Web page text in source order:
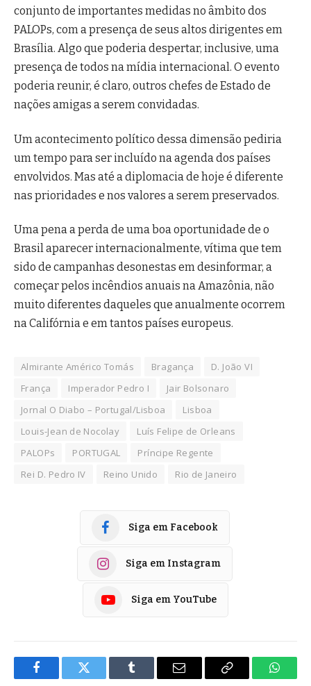
conjunto de importantes medidas no âmbito dos
PALOPs, com a presença de seus altos dirigentes em
Brasília. Algo que poderia despertar, inclusive, uma
presença de todos na mídia internacional. O evento
poderia reunir, é claro, outros chefes de Estado de
nações amigas a serem convidadas.
Um acontecimento político dessa dimensão pediria
um tempo para ser incluído na agenda dos países
envolvidos. Mas até a diplomacia de hoje é diferente
nas prioridades e nos valores a serem preservados.
Uma pena a perda de uma boa oportunidade de o
Brasil aparecer internacionalmente, vítima que tem
sido de campanhas desonestas em desinformar, a
começar pelos incêndios anuais na Amazônia, não
muito diferentes daqueles que anualmente ocorrem
na Califórnia e em tantos países europeus.
Almirante Américo Tomás Bragança
D. João VI
França
Imperador Pedro I
Jair Bolsonaro
Jornal O Diabo – Portugal/Lisboa
Lisboa
Louis-Jean de Nocolay
Luís Felipe de Orleans
PALOPs
PORTUGAL
Príncipe Regente
Rei D. Pedro IV
Reino Unido Rio de Janeiro
Siga em Facebook
Siga em Instagram
Siga em YouTube
FacebookTwitter Tumblr
E-
Copiar